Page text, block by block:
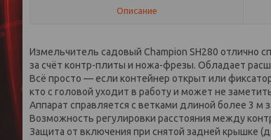
Описание
Измельчитель садовый Champion SH280 отлично
за счёт контр-плиты и ножа-фрезы. Обладает
Всё просто — если контейнер открыт или
кто с головой уходит в работу и может не
Аппарат справляется с ветками длиной более 3 м
Возможность регулировки расстояния между
Защита от включения при снятой задней крышке